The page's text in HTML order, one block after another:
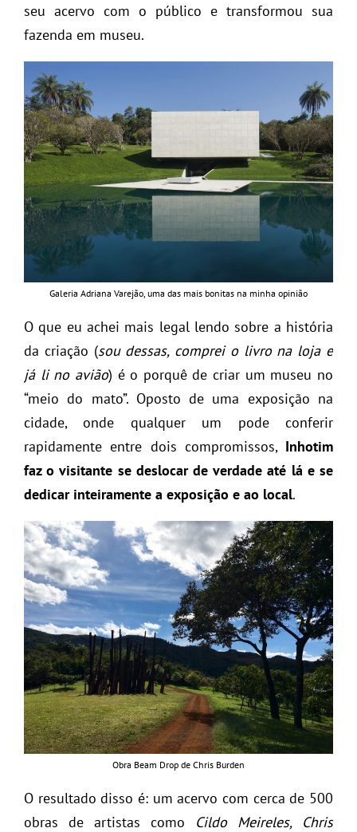
seu acervo com o público e transformou sua
fazenda em museu.
Galeria Adriana Varejão, uma das mais bonitas na minha opinião
O que eu achei mais legal lendo sobre a história
da criação (sou dessas, comprei o livro na loja e
já li no avião) é o porquê de criar um museu no
“meio do mato”. Oposto de uma exposição na
cidade, onde qualquer um pode conferir
rapidamente entre dois compromissos, Inhotim
faz o visitante se deslocar de verdade até lá e se
dedicar inteiramente a exposição e ao local.
Obra Beam Drop de Chris Burden
O resultado disso é: um acervo com cerca de 500
obras de artistas como Cildo Meireles, Chris